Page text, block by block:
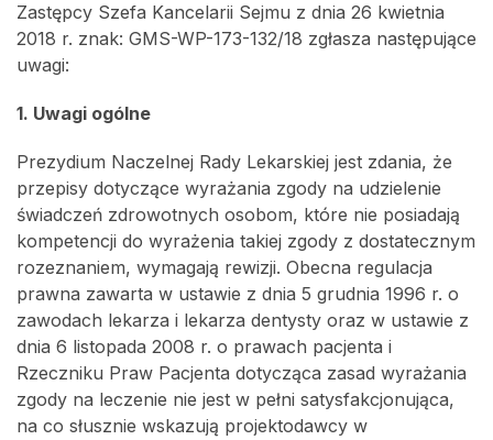
Zastępcy Szefa Kancelarii Sejmu z dnia 26 kwietnia
2018 r. znak: GMS-WP-173-132/18 zgłasza następujące
uwagi:
1. Uwagi ogólne
Prezydium Naczelnej Rady Lekarskiej jest zdania, że
przepisy dotyczące wyrażania zgody na udzielenie
świadczeń zdrowotnych osobom, które nie posiadają
kompetencji do wyrażenia takiej zgody z dostatecznym
rozeznaniem, wymagają rewizji. Obecna regulacja
prawna zawarta w ustawie z dnia 5 grudnia 1996 r. o
zawodach lekarza i lekarza dentysty oraz w ustawie z
dnia 6 listopada 2008 r. o prawach pacjenta i
Rzeczniku Praw Pacjenta dotycząca zasad wyrażania
zgody na leczenie nie jest w pełni satysfakcjonująca,
na co słusznie wskazują projektodawcy w